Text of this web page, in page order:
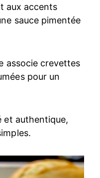
aux accents
sauce pimentée
associe crevettes
pour un
et authentique,